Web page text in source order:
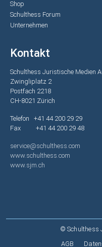
Shop
Schulthess Forum
Unternehmen
Kontakt
Schulthess Juristische Medien
Zwingliplatz 2
Postfach 2218
CH-8021 Zürich
Telefon +41 44 200 29 29
Fax +41 44 200 29 48
service@schulthess.com
www.schulthess.com
www.sjm.ch
© Schulthess
AGB